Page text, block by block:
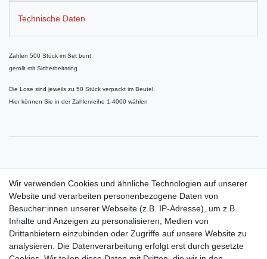
Technische Daten
Zahlen 500 Stück im Set bunt
gerollt mit Sicherheitsring
Die Lose sind jeweils zu 50 Stück verpackt im Beutel,
Hier können Sie in der Zahlenreihe 1-4000 wählen
Shop
Wir verwenden Cookies und ähnliche Technologien auf unserer
Website und verarbeiten personenbezogene Daten von
Besucher:innen unserer Webseite (z.B. IP-Adresse), um z.B.
Inhalte und Anzeigen zu personalisieren, Medien von
Drittanbietern einzubinden oder Zugriffe auf unsere Website zu
analysieren. Die Datenverarbeitung erfolgt erst durch gesetzte